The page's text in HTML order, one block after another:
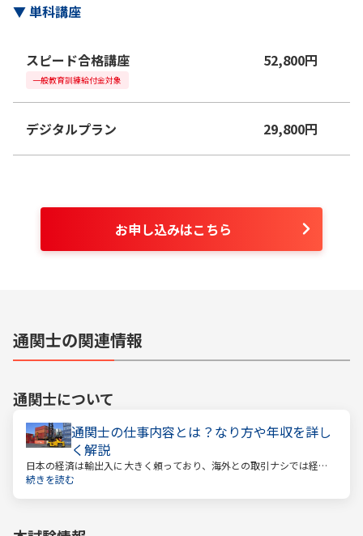
▼単科講座
スピード合格講座 52,800円
一般教育訓練給付金対象
デジタルプラン 29,800円
お申し込みはこちら
通関士の関連情報
通関士について
通関士の仕事内容とは？なり方や年収を詳し
く解説
日本の経済は輸出入に大きく頼っており、海外との取引ナシでは経済
は回っていきません。そんな海外との取引で必ず必要になるのが「通
続きを読む